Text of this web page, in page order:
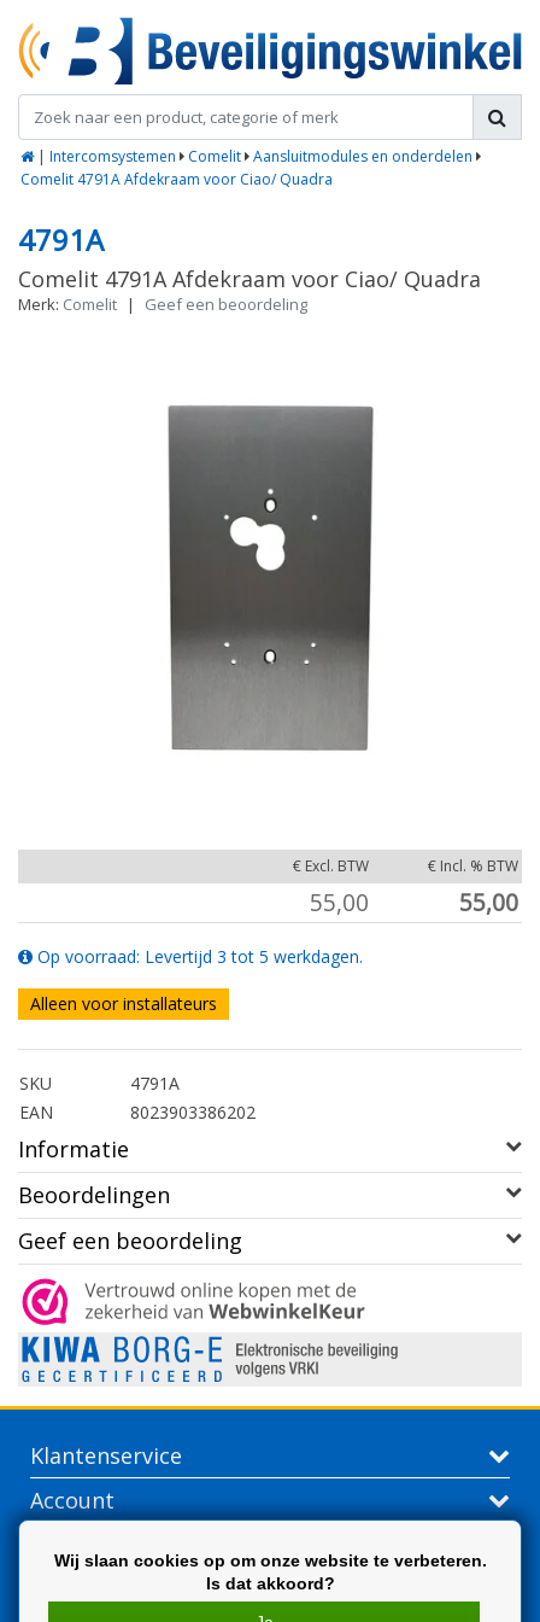
| Intercomsystemen Comelit Aansluitmodules en onderdelen
Comelit 4791A Afdekraam voor Ciao/ Quadra
4791A
Comelit 4791A Afdekraam voor Ciao/ Quadra
Merk: Comelit | Geef een beoordeling
€ Excl. BTW € Incl. % BTW
55,00 55,00
Op voorraad: Levertijd 3 tot 5 werkdagen.
Alleen voor installateurs
SKU
4791A
EAN
8023903386202
Informatie
Beoordelingen
Geef een beoordeling
Klantenservice
Account
Wij slaan cookies op om onze website te verbeteren.
Is dat akkoord?